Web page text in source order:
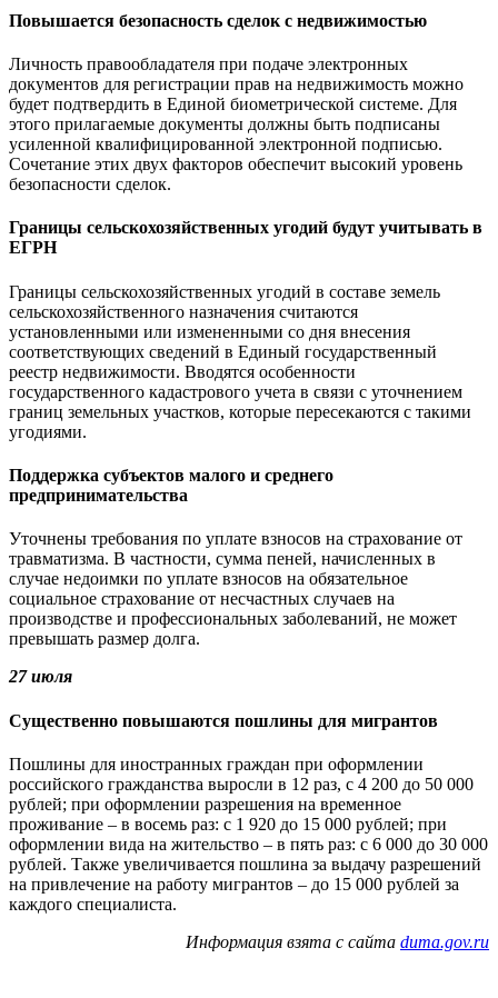
Повышается безопасность сделок с недвижимостью
Личность правообладателя при подаче электронных
документов для регистрации прав на недвижимость можно
будет подтвердить в Единой биометрической системе. Для
этого прилагаемые документы должны быть подписаны
усиленной квалифицированной электронной подписью.
Сочетание этих двух факторов обеспечит высокий уровень
безопасности сделок.
Границы сельскохозяйственных угодий будут учитывать в
ЕГРН
Границы сельскохозяйственных угодий в составе земель
сельскохозяйственного назначения считаются
установленными или измененными со дня внесения
соответствующих сведений в Единый государственный
реестр недвижимости. Вводятся особенности
государственного кадастрового учета в связи с уточнением
границ земельных участков, которые пересекаются с такими
угодиями.
Поддержка субъектов малого и среднего
предпринимательства
Уточнены требования по уплате взносов на страхование от
травматизма. В частности, сумма пеней, начисленных в
случае недоимки по уплате взносов на обязательное
социальное страхование от несчастных случаев на
производстве и профессиональных заболеваний, не может
превышать размер долга.
27 июля
Существенно повышаются пошлины для мигрантов
Пошлины для иностранных граждан при оформлении
российского гражданства выросли в 12 раз, с 4 200 до 50 000
рублей; при оформлении разрешения на временное
проживание ‒ в восемь раз: с 1 920 до 15 000 рублей; при
оформлении вида на жительство ‒ в пять раз: с 6 000 до 30 000
рублей. Также увеличивается пошлина за выдачу разрешений
на привлечение на работу мигрантов ‒ до 15 000 рублей за
каждого специалиста.
Информация взята с сайта duma.gov.ru